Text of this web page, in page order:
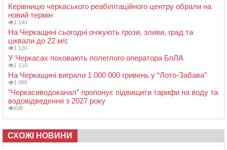
Керівницю черкаського реабілітаційного центру обрали на
новий термін
1 140
На Черкащині сьогодні очікують грози, зливи, град та
шквали до 22 м/с
1 120
У Черкасах поховають полеглого оператора БпЛА
1 110
На Черкащині виграли 1 000 000 гривень у “Лото-Забава”
1 085
“Черкасиводоканал” пропонує підвищити тарифи на воду та
водовідведення з 2027 року
938
СХОЖІ НОВИНИ